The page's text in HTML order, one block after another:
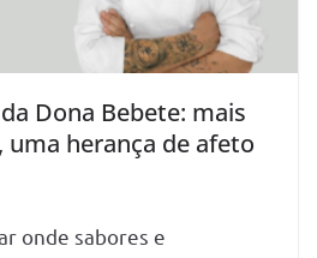
Dona Bebete: mais
herança de afeto
onde sabores e